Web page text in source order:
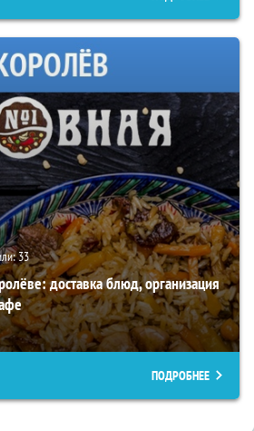
33
доставка блюд, организация
ПОДРОБНЕЕ